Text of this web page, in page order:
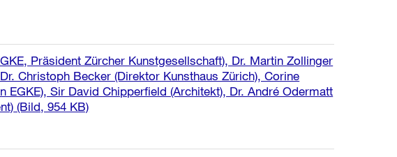
Präsident Zürcher Kunstgesellschaft), Dr. Martin Zollinger
Christoph Becker (Direktor Kunsthaus Zürich), Corine
EGKE), Sir David Chipperfield (Architekt), Dr. André Odermatt
(Bild, 954 KB)